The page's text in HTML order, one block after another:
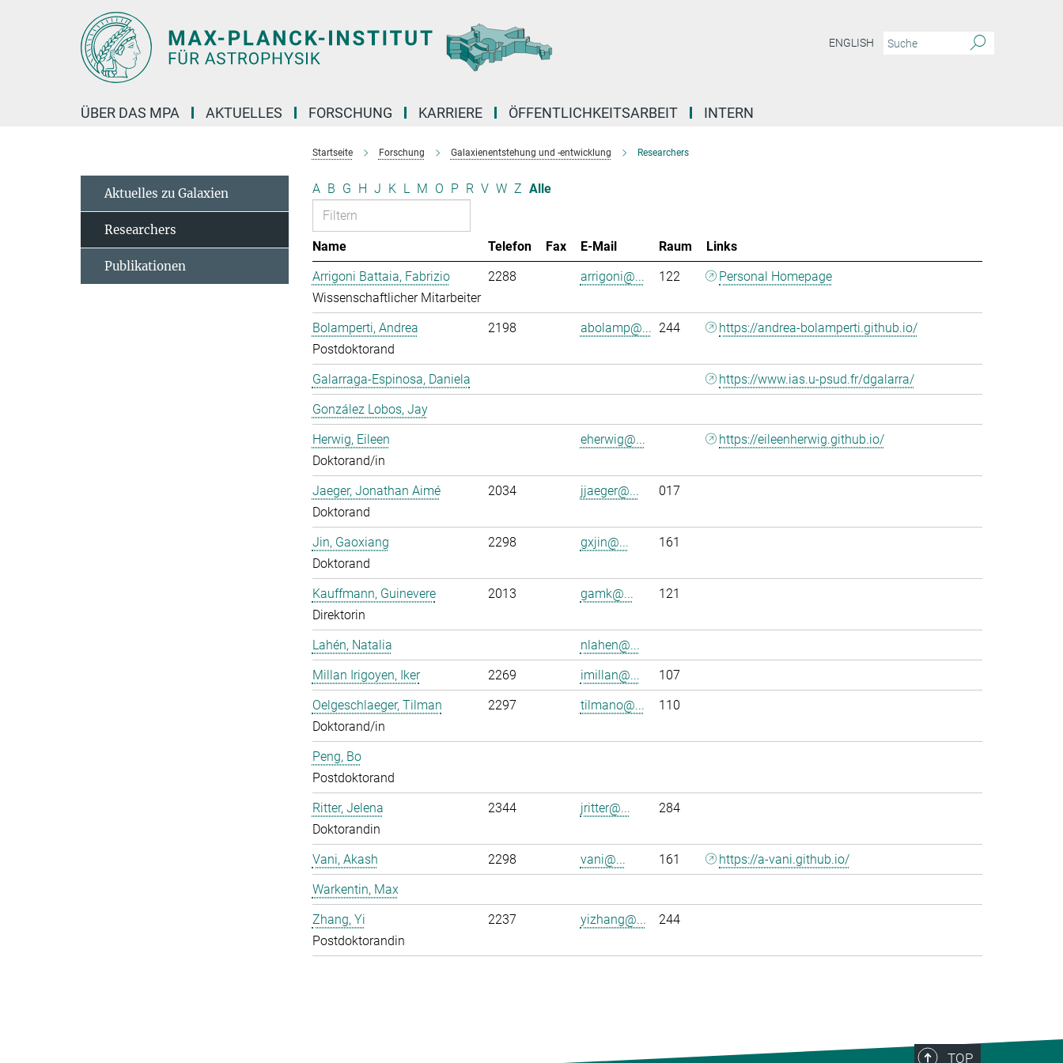
ENGLISH
ÜBER DAS MPA AKTUELLES FORSCHUNG KARRIERE ÖFFENTLICHKEITSARBEIT INTERN
Startseite Forschung Galaxienentstehung und -entwicklung Researchers
A B G H J K L M O P R V W Z Alle
Name Telefon Fax E-Mail Raum
Links
Arrigoni Battaia, Fabrizio
Wissenschaftlicher Mitarbeiter
2288 arrigoni@... 122 Personal Homepage
Bolamperti, Andrea
Postdoktorand
2198 abolamp@... 244 https://andrea-bolamperti.github.io/
Galarraga-Espinosa, Daniela
https://www.ias.u-psud.fr/dgalarra/
González Lobos, Jay
Herwig, Eileen
Doktorand/in
eherwig@... https://eileenherwig.github.io/
Jaeger, Jonathan Aimé
Doktorand
2034 jjaeger@... 017
Jin, Gaoxiang
Doktorand
2298 gxjin@... 161
Kauffmann, Guinevere
Direktorin
2013 gamk@... 121
Lahén, Natalia
nlahen@...
Millan Irigoyen, Iker
2269 imillan@...
107
Oelgeschlaeger, Tilman
Doktorand/in
2297 tilmano@... 110
Peng, Bo
Postdoktorand
Ritter, Jelena
Doktorandin
2344 jritter@... 284
Vani, Akash 2298 vani@... 161
https://a-vani.github.io/
Warkentin, Max
Zhang, Yi
Postdoktorandin
2237 yizhang@... 244
Aktuelles zu Galaxien
Researchers
Publikationen
TOP